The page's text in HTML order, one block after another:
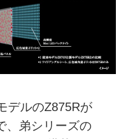
デルのZ875Rが
、弟シリーズの